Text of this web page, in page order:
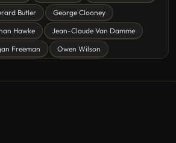
Butler
George Clooney
Hawke
Jean-Claude Van Damme
Freeman Owen Wilson